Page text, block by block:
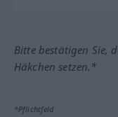
Bitte bestätigen Sie,
Häkchen setzen.*
*Pflichtfeld